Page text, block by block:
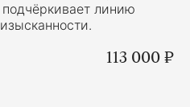
линию
113 000 ₽